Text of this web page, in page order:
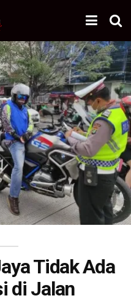
Tidak Ada
di Jalan